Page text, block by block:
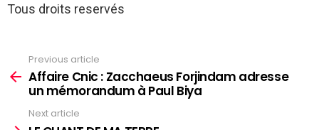
Tous droits reservés
more
Previous article
Affaire Cnic : Zacchaeus Forjindam adresse
un mémorandum à Paul Biya
Next article